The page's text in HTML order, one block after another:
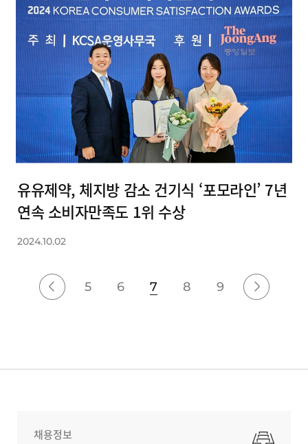
유유제약, 체지방 감소 건기식 ‘포모라인’ 7년
연속 소비자만족도 1위 수상
2024.10.02
5 6 7 8 9
채용정보